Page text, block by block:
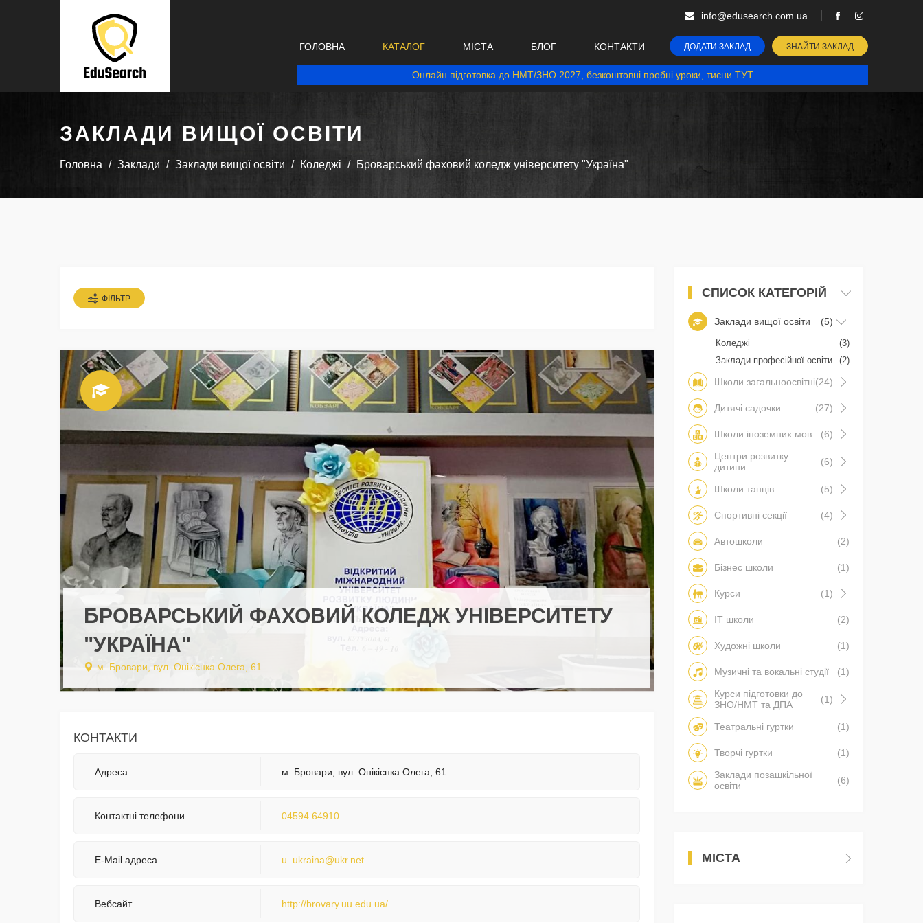
info@edusearch.com.ua
ГОЛОВНА КАТАЛОГ МІСТА БЛОГ КОНТАКТИ ДОДАТИ ЗАКЛАД ЗНАЙТИ ЗАКЛАД
Онлайн підготовка до НМТ/ЗНО 2027, безкоштовні пробні уроки, тисни ТУТ
ЗАКЛАДИ ВИЩОЇ ОСВІТИ
Головна Заклади Заклади вищої освіти Коледжі Броварський фаховий коледж університету "Україна"
ФІЛЬТР
БРОВАРСЬКИЙ ФАХОВИЙ КОЛЕДЖ УНІВЕРСИТЕТУ
"УКРАЇНА"
м. Бровари, вул. Онікієнка Олега, 61
КОНТАКТИ
Адреса м. Бровари, вул. Онікієнка Олега, 61
Контактні телефони 04594 64910
E-Mail адреса u_ukraina@ukr.net
Вебсайт http://brovary.uu.edu.ua/
СПИСОК КАТЕГОРІЙ
Заклади вищої освіти (5)
Коледжі
(3)
Заклади професійної освіти
(2)
Школи загальноосвітні(24)
Дитячі садочки (27)
Школи іноземних мов
(6)
Центри розвитку
дитини
(6)
Школи танців (5)
Спортивні секції (4)
Автошколи (2)
Бізнес школи (1)
Курси (1)
IT школи (2)
Художні школи (1)
Музичні та вокальні студії
(1)
Курси підготовки до
ЗНО/НМТ та ДПА
(1)
Театральні гуртки (1)
Творчі гуртки
(1)
Заклади позашкільної
освіти
(6)
МІСТА